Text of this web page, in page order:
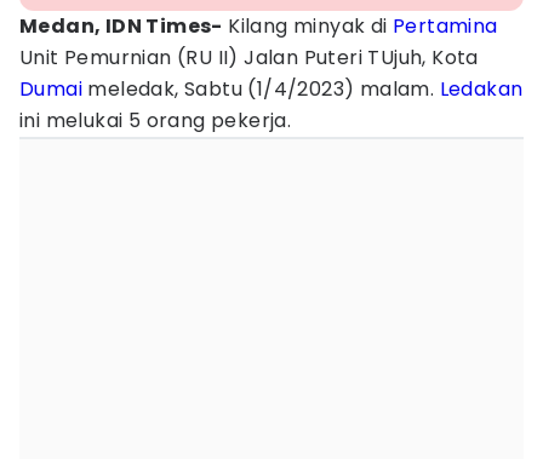
Medan, IDN Times- Kilang minyak di Pertamina
Unit Pemurnian (RU II) Jalan Puteri TUjuh, Kota
Dumai meledak, Sabtu (1/4/2023) malam. Ledakan
ini melukai 5 orang pekerja.